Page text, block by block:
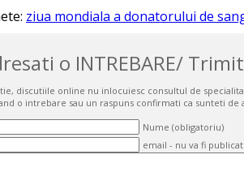
ziua mondiala a donatorului de
o INTREBARE/
discutiile online nu inlocuiesc consultul de
o intrebare sau un raspuns confirmati ca sunteti de
Nume (obligatoriu)
email - nu va fi